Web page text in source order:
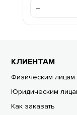
КЛИЕНТАМ
Физическим лицам
Юридическим
Как заказать